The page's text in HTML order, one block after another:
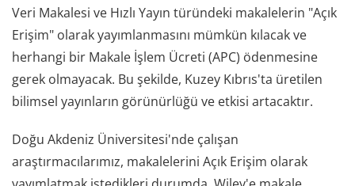
Veri Makalesi ve Hızlı Yayın türündeki makalelerin "Açık
Erişim" olarak yayımlanmasını mümkün kılacak ve
herhangi bir Makale İşlem Ücreti (APC) ödenmesine
gerek olmayacak. Bu şekilde, Kuzey Kıbrıs'ta üretilen
bilimsel yayınların görünürlüğü ve etkisi artacaktır.
Doğu Akdeniz Üniversitesi'nde çalışan
araştırmacılarımız, makalelerini Açık Erişim olarak